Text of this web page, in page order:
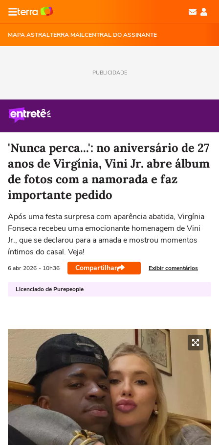
MAPA ASTRALTERRA MAILCENTRAL DO ASSINANTE
PUBLICIDADE
'Nunca perca...': no aniversário de 27
anos de Virgínia, Vini Jr. abre álbum
de fotos com a namorada e faz
importante pedido
Após uma festa surpresa com aparência abatida, Virgínia
Fonseca recebeu uma emocionante homenagem de Vini
Jr., que se declarou para a amada e mostrou momentos
íntimos do casal. Veja!
6 abr 2026 - 10h36 Compartilhar Exibir comentários
Licenciado de Purepeople